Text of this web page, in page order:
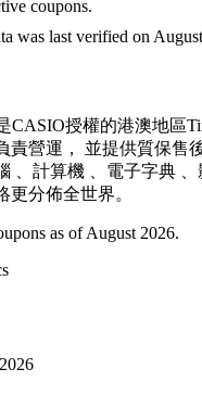
coupons.
was last verified on
CASIO授權的港澳地區
責營運， 並提供質保售
、計算機 、電子字典
分佈全世界。
as of August 2026.